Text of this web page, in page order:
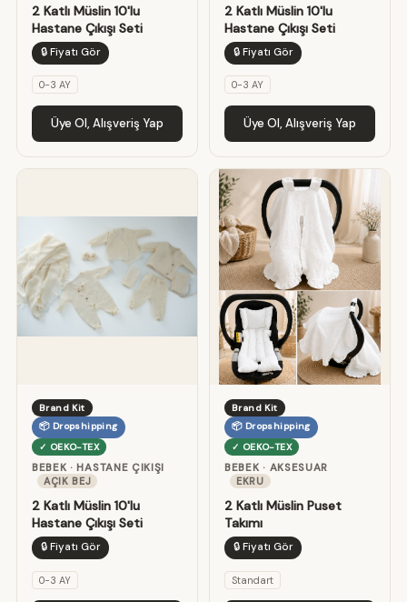
2 Katlı Müslin 10'lu
Hastane Çıkışı Seti
🔒 Fiyatı Gör
0-3 AY
Üye Ol, Alışveriş Yap
2 Katlı Müslin 10'lu
Hastane Çıkışı Seti
🔒 Fiyatı Gör
0-3 AY
Üye Ol, Alışveriş Yap
Brand Kit
📦 Dropshipping
✓ OEKO-TEX
BEBEK · HASTANE ÇIKIŞI
AÇIK BEJ
2 Katlı Müslin 10'lu
Hastane Çıkışı Seti
🔒 Fiyatı Gör
0-3 AY
Brand Kit
📦 Dropshipping
✓ OEKO-TEX
BEBEK · AKSESUAR
EKRU
2 Katlı Müslin Puset
Takımı
🔒 Fiyatı Gör
Standart